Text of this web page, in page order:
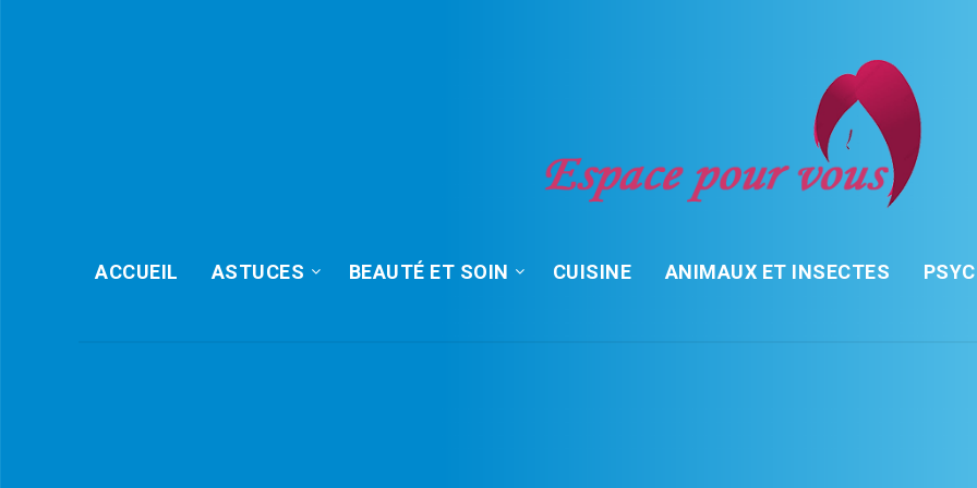
ACCUEIL ASTUCES BEAUTÉ ET SOIN CUISINE ANIMAUX ET INSECTES